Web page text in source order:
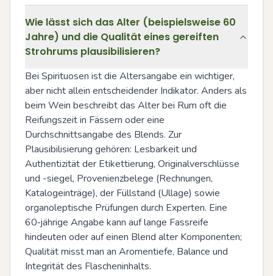
Wie lässt sich das Alter (beispielsweise 60
Jahre) und die Qualität eines gereiften
Strohrums plausibilisieren?
Bei Spirituosen ist die Altersangabe ein wichtiger,
aber nicht allein entscheidender Indikator. Anders als
beim Wein beschreibt das Alter bei Rum oft die
Reifungszeit in Fässern oder eine
Durchschnittsangabe des Blends. Zur
Plausibilisierung gehören: Lesbarkeit und
Authentizität der Etikettierung, Originalverschlüsse
und -siegel, Provenienzbelege (Rechnungen,
Katalogeinträge), der Füllstand (Ullage) sowie
organoleptische Prüfungen durch Experten. Eine
60‑jährige Angabe kann auf lange Fassreife
hindeuten oder auf einen Blend alter Komponenten;
Qualität misst man an Aromentiefe, Balance und
Integrität des Flascheninhalts.